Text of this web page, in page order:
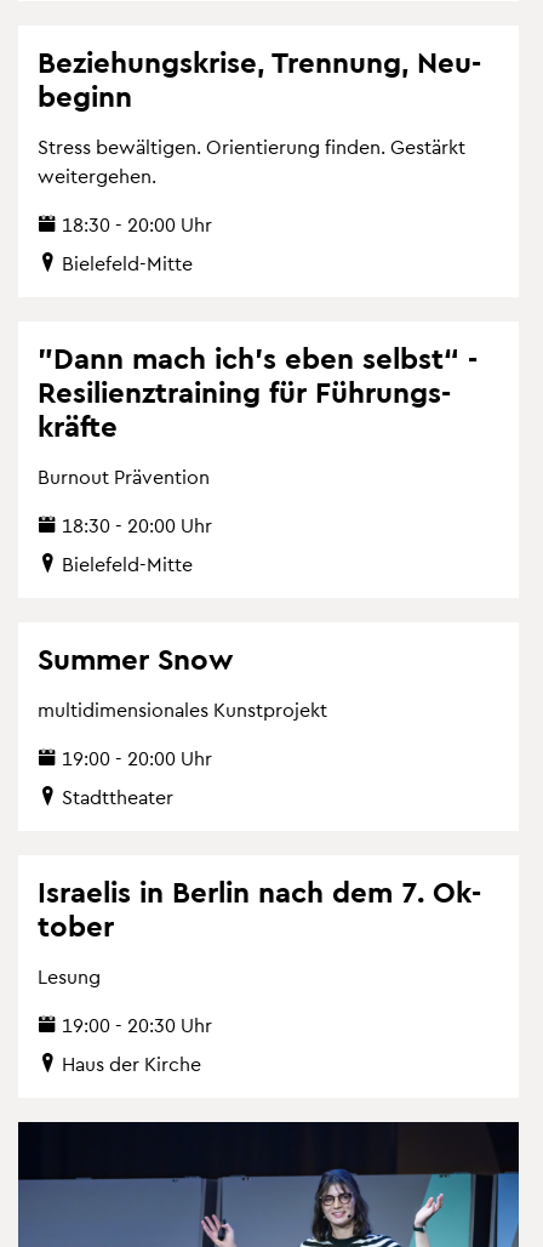
Be­zie­hungs­kri­se, Tren­nung, Neu­
be­ginn
Stress be­wäl­ti­gen. Ori­en­tie­rung fin­den. Ge­stärkt
wei­ter­ge­hen.
18:30 - 20:00 Uhr
Bie­le­feld-Mitte
"Dann mach ich’s eben selbst“ -
Re­si­li­en­z­trai­ning für Füh­rungs­
kräf­te
Bur­nout Prä­ven­ti­on
18:30 - 20:00 Uhr
Bie­le­feld-Mitte
Sum­mer Snow
multi­di­men­sio­na­les Kunst­pro­jekt
19:00 - 20:00 Uhr
Stadt­thea­ter
Is­rae­lis in Ber­lin nach dem 7. Ok­
to­ber
Le­sung
19:00 - 20:30 Uhr
Haus der Kir­che